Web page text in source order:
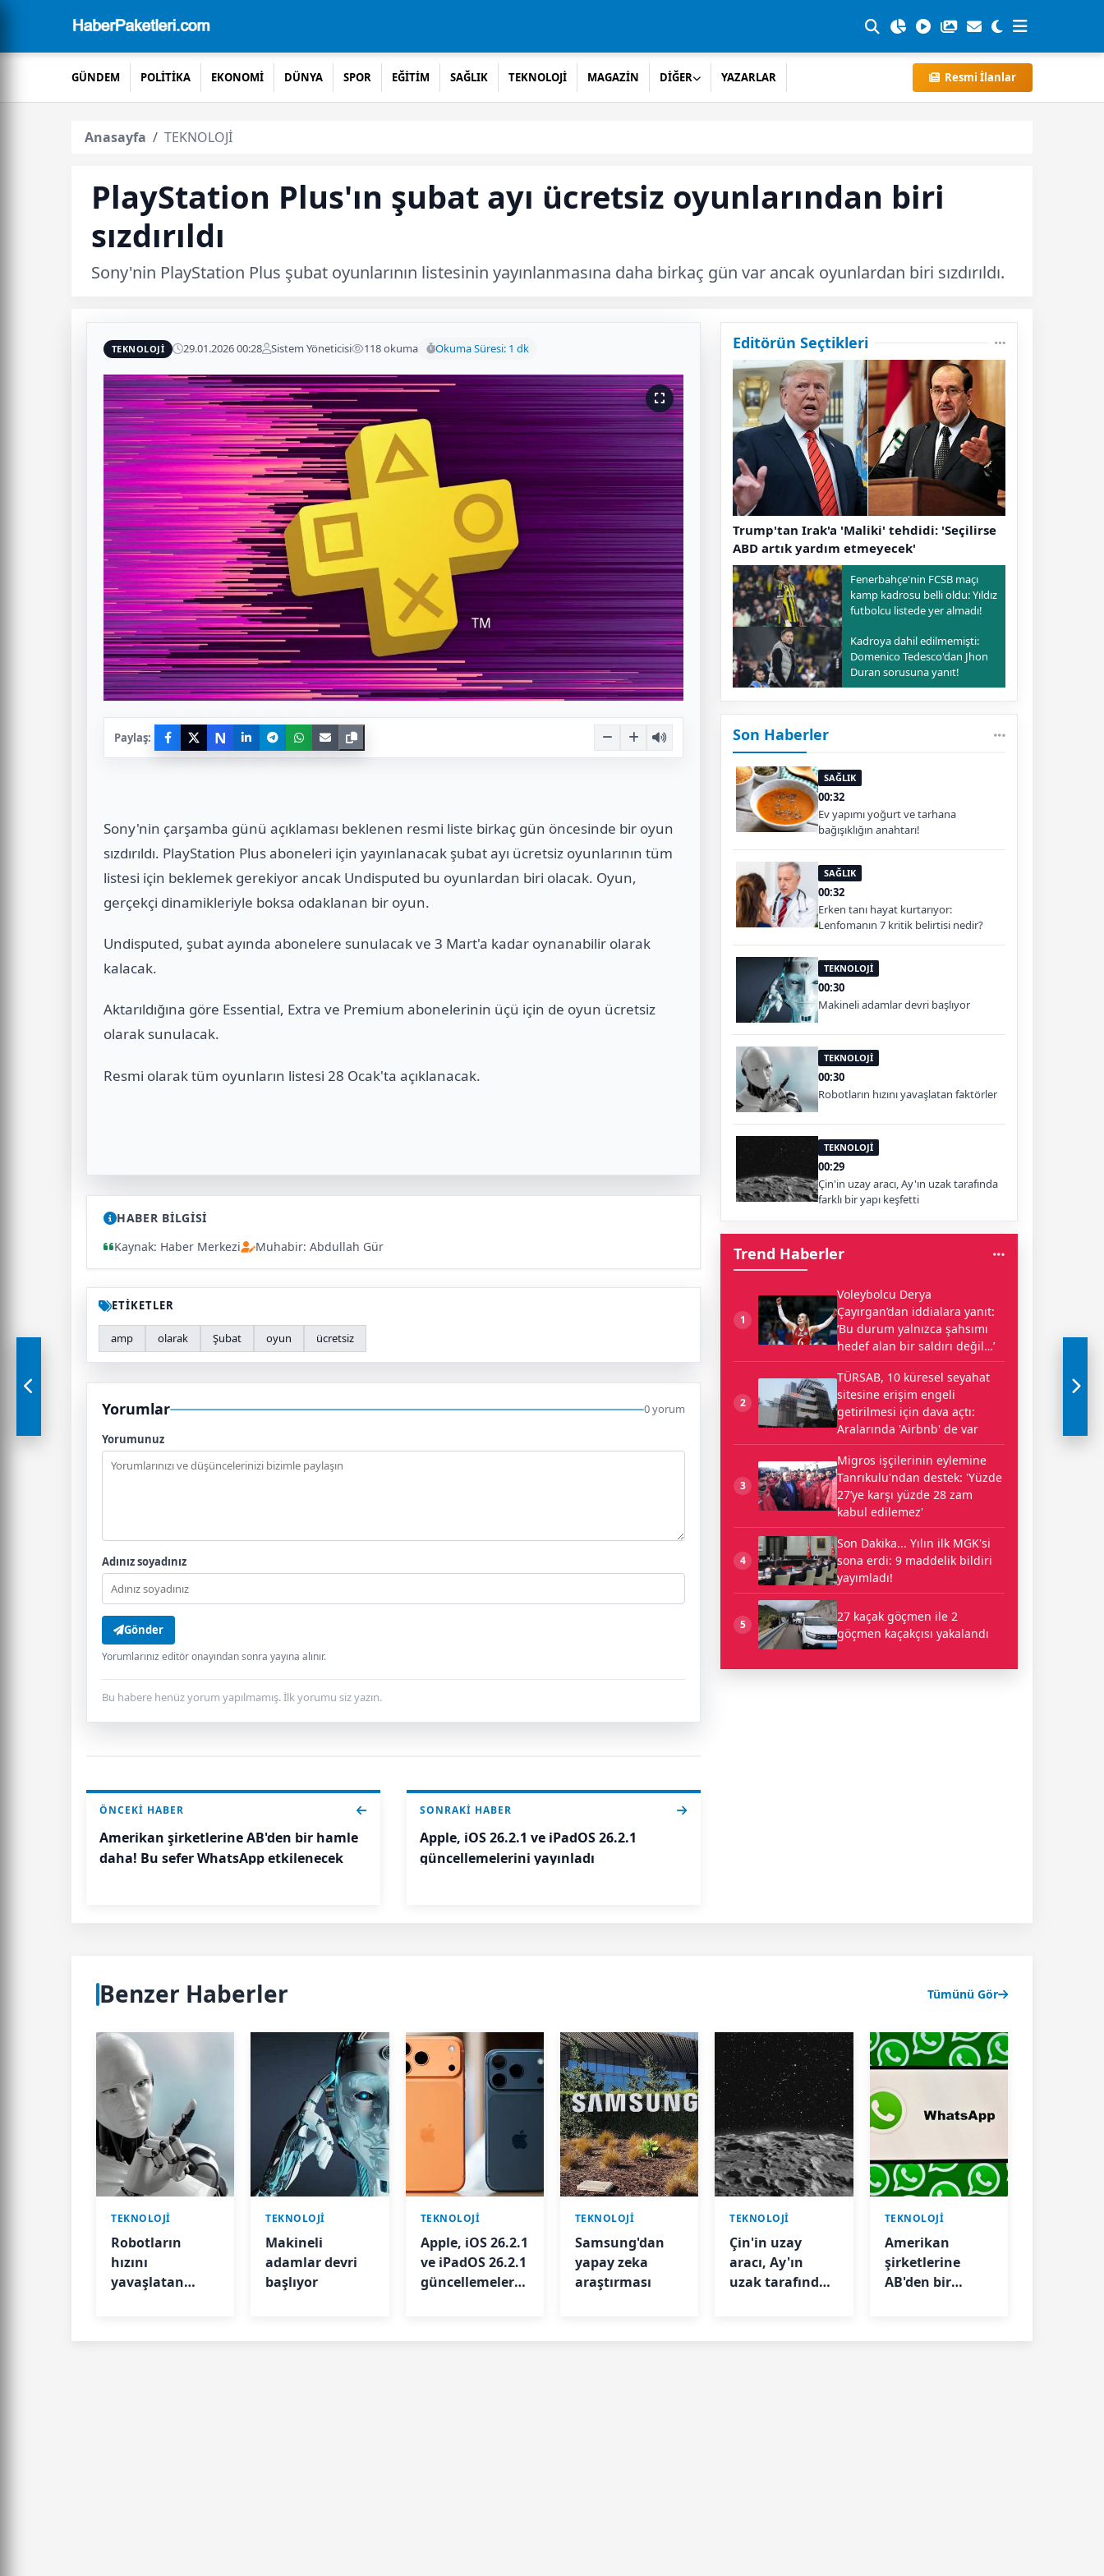
GÜNDEM POLİTİKA EKONOMİ DÜNYA SPOR EĞİTİM SAĞLIK TEKNOLOJİ MAGAZİN DİĞER YAZARLAR Resmi İlanlar
Anasayfa TEKNOLOJİ
PlayStation Plus'ın şubat ayı ücretsiz oyunlarından biri
sızdırıldı
Sony'nin PlayStation Plus şubat oyunlarının listesinin yayınlanmasına daha birkaç gün var ancak oyunlardan biri sızdırıldı.
TEKNOLOJİ 29.01.2026 00:28 Sistem Yöneticisi 118 okuma Okuma Süresi: 1 dk
Paylaş: N
Sony'nin çarşamba günü açıklaması beklenen resmi liste birkaç gün öncesinde bir oyun
sızdırıldı. PlayStation Plus aboneleri için yayınlanacak şubat ayı ücretsiz oyunlarının tüm
listesi için beklemek gerekiyor ancak Undisputed bu oyunlardan biri olacak. Oyun,
gerçekçi dinamikleriyle boksa odaklanan bir oyun.
Undisputed, şubat ayında abonelere sunulacak ve 3 Mart'a kadar oynanabilir olarak
kalacak.
Aktarıldığına göre Essential, Extra ve Premium abonelerinin üçü için de oyun ücretsiz
olarak sunulacak.
Resmi olarak tüm oyunların listesi 28 Ocak'ta açıklanacak.
HABER BİLGİSİ
Kaynak: Haber Merkezi
Muhabir: Abdullah Gür
ETİKETLER
amp olarak Şubat oyun ücretsiz
Yorumlar 0 yorum
Yorumunuz
Adınız soyadınız
Gönder
Yorumlarınız editör onayından sonra yayına alınır.
Bu habere henüz yorum yapılmamış. İlk yorumu siz yazın.
ÖNCEKI HABER
Amerikan şirketlerine AB'den bir hamle
daha! Bu sefer WhatsApp etkilenecek
SONRAKI HABER
Apple, iOS 26.2.1 ve iPadOS 26.2.1
güncellemelerini yayınladı
Editörün Seçtikleri
Trump'tan Irak'a 'Maliki' tehdidi: 'Seçilirse
ABD artık yardım etmeyecek'
Fenerbahçe'nin FCSB maçı
kamp kadrosu belli oldu: Yıldız
futbolcu listede yer almadı!
Kadroya dahil edilmemişti:
Domenico Tedesco'dan Jhon
Duran sorusuna yanıt!
Son Haberler
SAĞLIK
00:32
Ev yapımı yoğurt ve tarhana
bağışıklığın anahtarı!
SAĞLIK
00:32
Erken tanı hayat kurtarıyor:
Lenfomanın 7 kritik belirtisi nedir?
TEKNOLOJİ
00:30
Makineli adamlar devri başlıyor
TEKNOLOJİ
00:30
Robotların hızını yavaşlatan faktörler
TEKNOLOJİ
00:29
Çin'in uzay aracı, Ay'ın uzak tarafında
farklı bir yapı keşfetti
Trend Haberler
1
Voleybolcu Derya
Çayırgan’dan iddialara yanıt:
‘Bu durum yalnızca şahsımı
hedef alan bir saldırı değil…’
2
TÜRSAB, 10 küresel seyahat
sitesine erişim engeli
getirilmesi için dava açtı:
Aralarında 'Airbnb' de var
3
Migros işçilerinin eylemine
Tanrıkulu'ndan destek: 'Yüzde
27’ye karşı yüzde 28 zam
kabul edilemez'
4
Son Dakika... Yılın ilk MGK'si
sona erdi: 9 maddelik bildiri
yayımladı!
5
27 kaçak göçmen ile 2
göçmen kaçakçısı yakalandı
Benzer Haberler Tümünü Gör
TEKNOLOJİ
Robotların
hızını
yavaşlatan
TEKNOLOJİ
Makineli
adamlar devri
başlıyor
TEKNOLOJİ
Apple, iOS 26.2.1
ve iPadOS 26.2.1
güncellemelerini
TEKNOLOJİ
Samsung'dan
yapay zeka
araştırması
TEKNOLOJİ
Çin'in uzay
aracı, Ay'ın
uzak tarafında
TEKNOLOJİ
Amerikan
şirketlerine
AB'den bir